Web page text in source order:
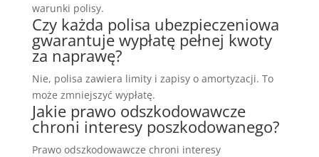
warunki polisy.
Czy każda polisa ubezpieczeniowa
gwarantuje wypłatę pełnej kwoty
za naprawę?
Nie, polisa zawiera limity i zapisy o amortyzacji. To
może zmniejszyć wypłatę.
Jakie prawo odszkodowawcze
chroni interesy poszkodowanego?
Prawo odszkodowawcze chroni interesy